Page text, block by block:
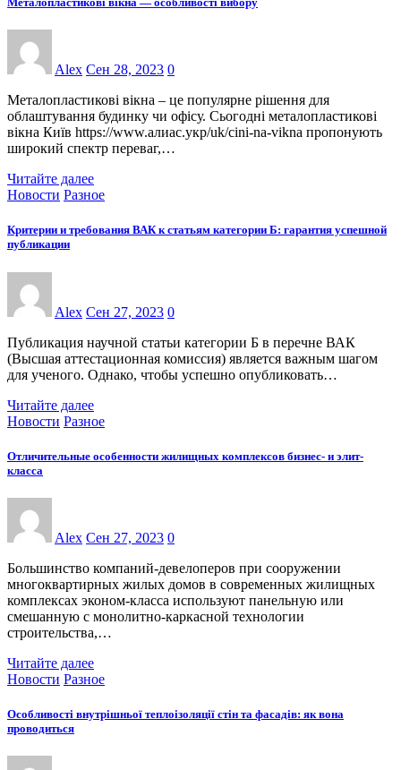
Alex Сен 28, 2023 0
Металопластикові вікна – це популярне рішення для
облаштування будинку чи офісу. Сьогодні металопластикові
вікна Київ https://www.алиас.укр/uk/cini-na-vikna пропонують
широкий спектр переваг,…
Читайте далее
Новости Разное
Критерии и требования ВАК к статьям категории Б: гарантия успешной
публикации
Alex Сен 27, 2023 0
Публикация научной статьи категории Б в перечне ВАК
(Высшая аттестационная комиссия) является важным шагом
для ученого. Однако, чтобы успешно опубликовать…
Читайте далее
Новости Разное
Отличительные особенности жилищных комплексов бизнес- и элит-
класса
Alex Сен 27, 2023 0
Большинство компаний-девелоперов при сооружении
многоквартирных жилых домов в современных жилищных
комплексах эконом-класса используют панельную или
смешанную с монолитно-каркасной технологии
строительства,…
Читайте далее
Новости Разное
Особливості внутрішньої теплоізоляції стін та фасадів: як вона
проводиться